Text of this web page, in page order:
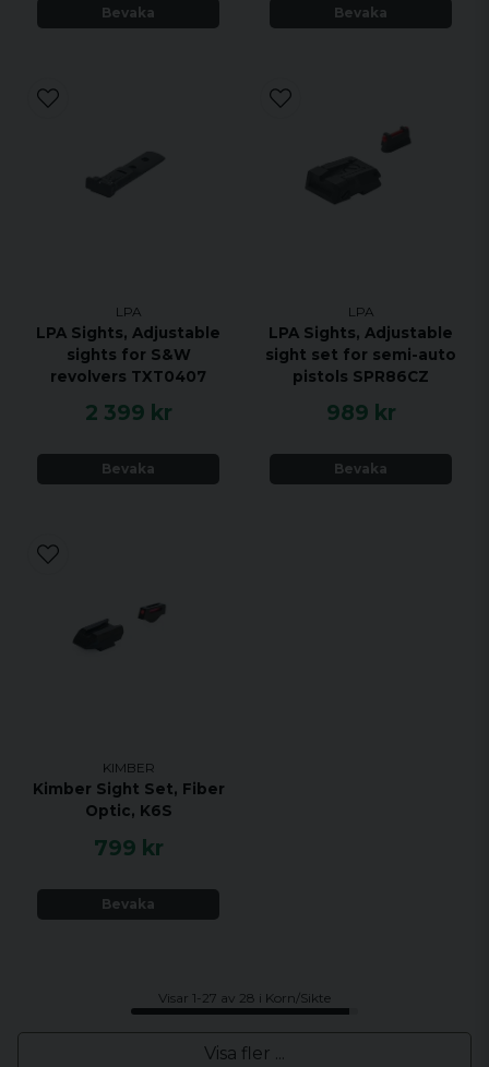
Bevaka Bevaka
LPA
LPA Sights, Adjustable
sights for S&W
revolvers TXT0407
2 399 kr
Bevaka
LPA
LPA Sights, Adjustable
sight set for semi-auto
pistols SPR86CZ
989 kr
Bevaka
KIMBER
Kimber Sight Set, Fiber
Optic, K6S
799 kr
Bevaka
Visar 1-27 av 28 i Korn/Sikte
Visa fler ...